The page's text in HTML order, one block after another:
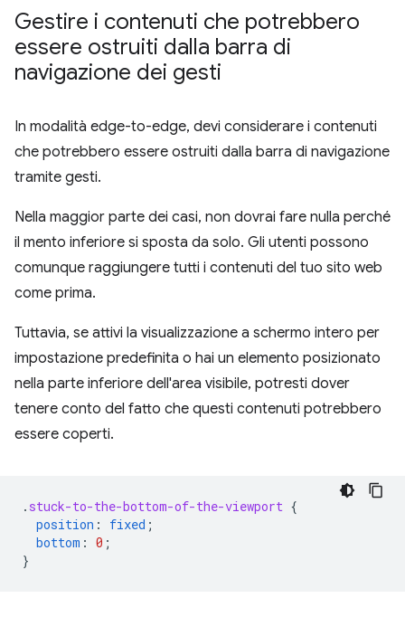
Gestire i contenuti che potrebbero
essere ostruiti dalla barra di
navigazione dei gesti
In modalità edge-to-edge, devi considerare i contenuti
che potrebbero essere ostruiti dalla barra di navigazione
tramite gesti.
Nella maggior parte dei casi, non dovrai fare nulla perché
il mento inferiore si sposta da solo. Gli utenti possono
comunque raggiungere tutti i contenuti del tuo sito web
come prima.
Tuttavia, se attivi la visualizzazione a schermo intero per
impostazione predefinita o hai un elemento posizionato
nella parte inferiore dell'area visibile, potresti dover
tenere conto del fatto che questi contenuti potrebbero
essere coperti.
. stuck-to-the-bottom-of-the-viewport {
position : fixed ;
bottom : 0 ;
}